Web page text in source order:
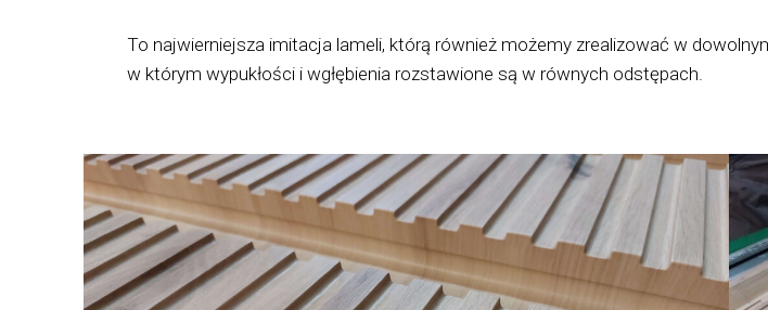
To najwierniejsza imitacja lameli, którą również możemy zrealizować w
w którym wypukłości i wgłębienia rozstawione są w równych odstępach.